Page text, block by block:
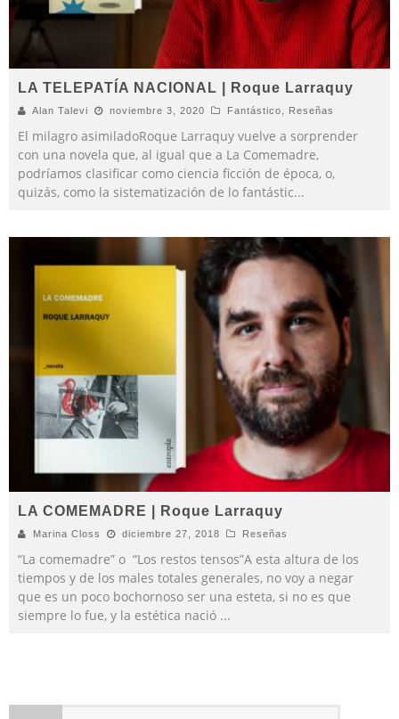
LA TELEPATÍA NACIONAL | Roque Larraquy
Alan Talevi noviembre 3, 2020 Fantástico Reseñas
El milagro asimiladoRoque Larraquy vuelve a sorprender
con una novela que, al igual que a La Comemadre,
podríamos clasificar como ciencia ficción de época, o,
quizás, como la sistematización de lo fantástic...
LA COMEMADRE | Roque Larraquy
Marina Closs diciembre 27, 2018 Reseñas
“La comemadre” o “Los restos tensos”A esta altura de los
tiempos y de los males totales generales, no voy a negar
que es un poco bochornoso ser una esteta, si no es que
siempre lo fue, y la estética nació ...